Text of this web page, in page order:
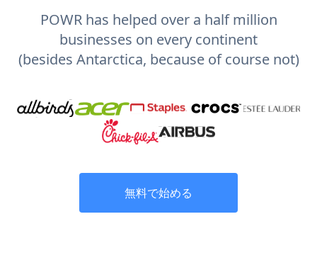
POWR has helped over a half million
businesses on every continent
(besides Antarctica, because of course not)
無料で始める